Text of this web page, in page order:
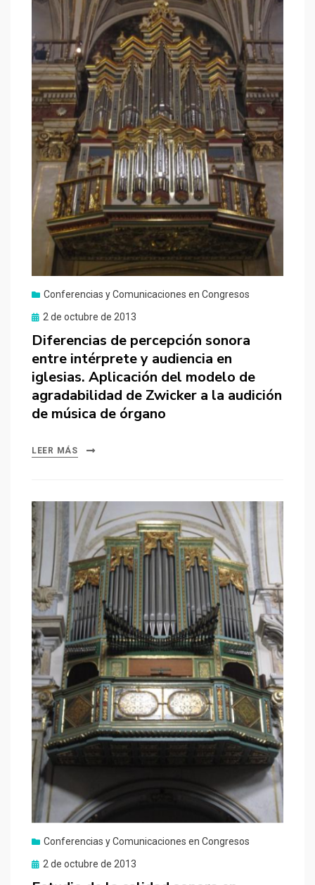
Conferencias y Comunicaciones en Congresos
Publicado
2 de octubre de 2013
Diferencias de percepción sonora
entre intérprete y audiencia en
iglesias. Aplicación del modelo de
agradabilidad de Zwicker a la audición
de música de órgano
LEER MÁS
Conferencias y Comunicaciones en Congresos
Publicado
2 de octubre de 2013